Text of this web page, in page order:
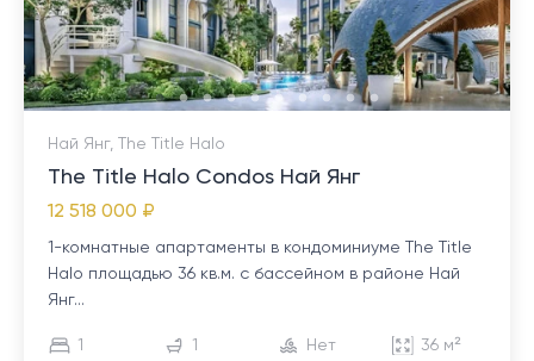
Най Янг, The Title Halo
The Title Halo Condos Най Янг
12 518 000 ₽
1-комнатные апартаменты в кондоминиуме The Title
Halo площадью 36 кв.м. с бассейном в районе Най
Янг...
1 1 Нет 36 м²